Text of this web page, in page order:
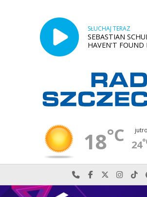
SŁUCHAJ TERAZ
SEBASTIAN
HAVEN'T FOUND
18°C jutro
24
Najlepiej po prostu do
Odwiedź nas na
Odwiedź